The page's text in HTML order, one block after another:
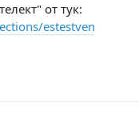
от тук:
estestven